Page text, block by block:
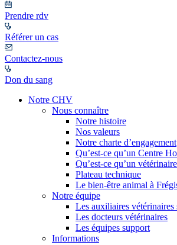
Prendre rdv
Référer un cas
Contactez-nous
Don du sang
Notre CHV
Nous connaître
Notre histoire
Nos valeurs
Notre charte d’engagement
Qu’est-ce qu’un Centre
Qu’est-ce qu’un
Plateau technique
Le bien-être animal à
Notre équipe
Les auxiliaires vétérinaires
Les docteurs vétérinaires
Les équipes support
Informations